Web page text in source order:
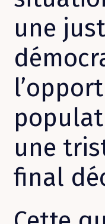
une
une
final